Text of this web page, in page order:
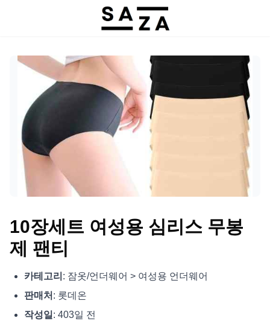
10장세트 여성용 심리스 무봉
제 팬티
카테고리 : 잠옷/언더웨어 > 여성용 언더웨어
판매처 : 롯데온
작성일: 403일 전